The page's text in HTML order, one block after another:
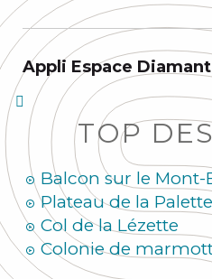
Appli Espace Diamant
TOP
Balcon sur le Mont-
Plateau de la Palette
Col de la Lézette
Colonie de